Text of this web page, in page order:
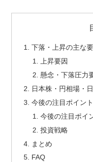
下落・上昇の主な
上昇要因
懸念・下落圧力
日本株・円相場・
今後の注目ポイン
今後の注目ポイ
投資戦略
まとめ
FAQ